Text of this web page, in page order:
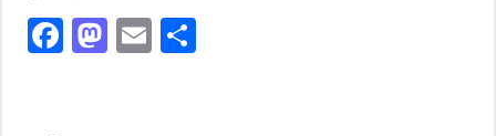
Facebook
Mastodon
Email